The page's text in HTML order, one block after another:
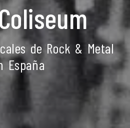
de Rock & Metal
España